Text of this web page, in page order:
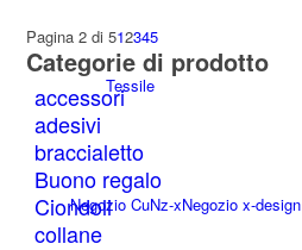
Tessile
Negozio CuNz-xNegozio x-design
scelte
più
varianti.
scelte
Pagina 2 di 512345
Categorie di prodotto
accessori
adesivi
braccialetto
Buono regalo
Ciondoli
collane